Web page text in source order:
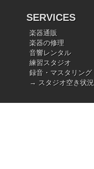
SERVICES
楽器通販
楽器の修理
音響レンタル
練習スタジオ
録音・マスタリング
→ スタジオ空き状況